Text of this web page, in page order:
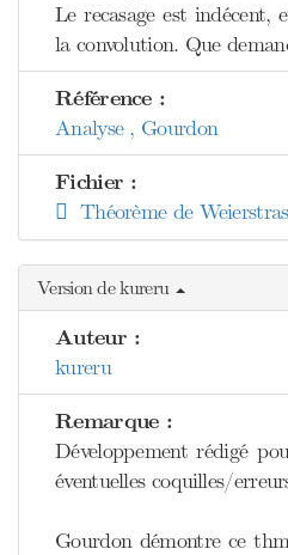
Le recasage est indécent,
la convolution. Que
Référence :
Analyse , Gourdon
Fichier :
Théorème de
Version de kureru
Auteur :
kureru
Remarque :
Développement rédigé
éventuelles coquilles/
Gourdon démontre ce